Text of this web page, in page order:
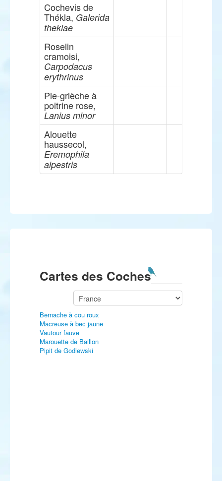
Cochevis de
Thékla, Galerida
theklae
Roselin
cramoisi,
Carpodacus
erythrinus
Pie-grièche à
poitrine rose,
Lanius minor
Alouette
haussecol,
Eremophila
alpestris
Cartes des Coches
Bernache à cou roux
Macreuse à bec jaune
Vautour fauve
Marouette de Baillon
Pipit de Godlewski